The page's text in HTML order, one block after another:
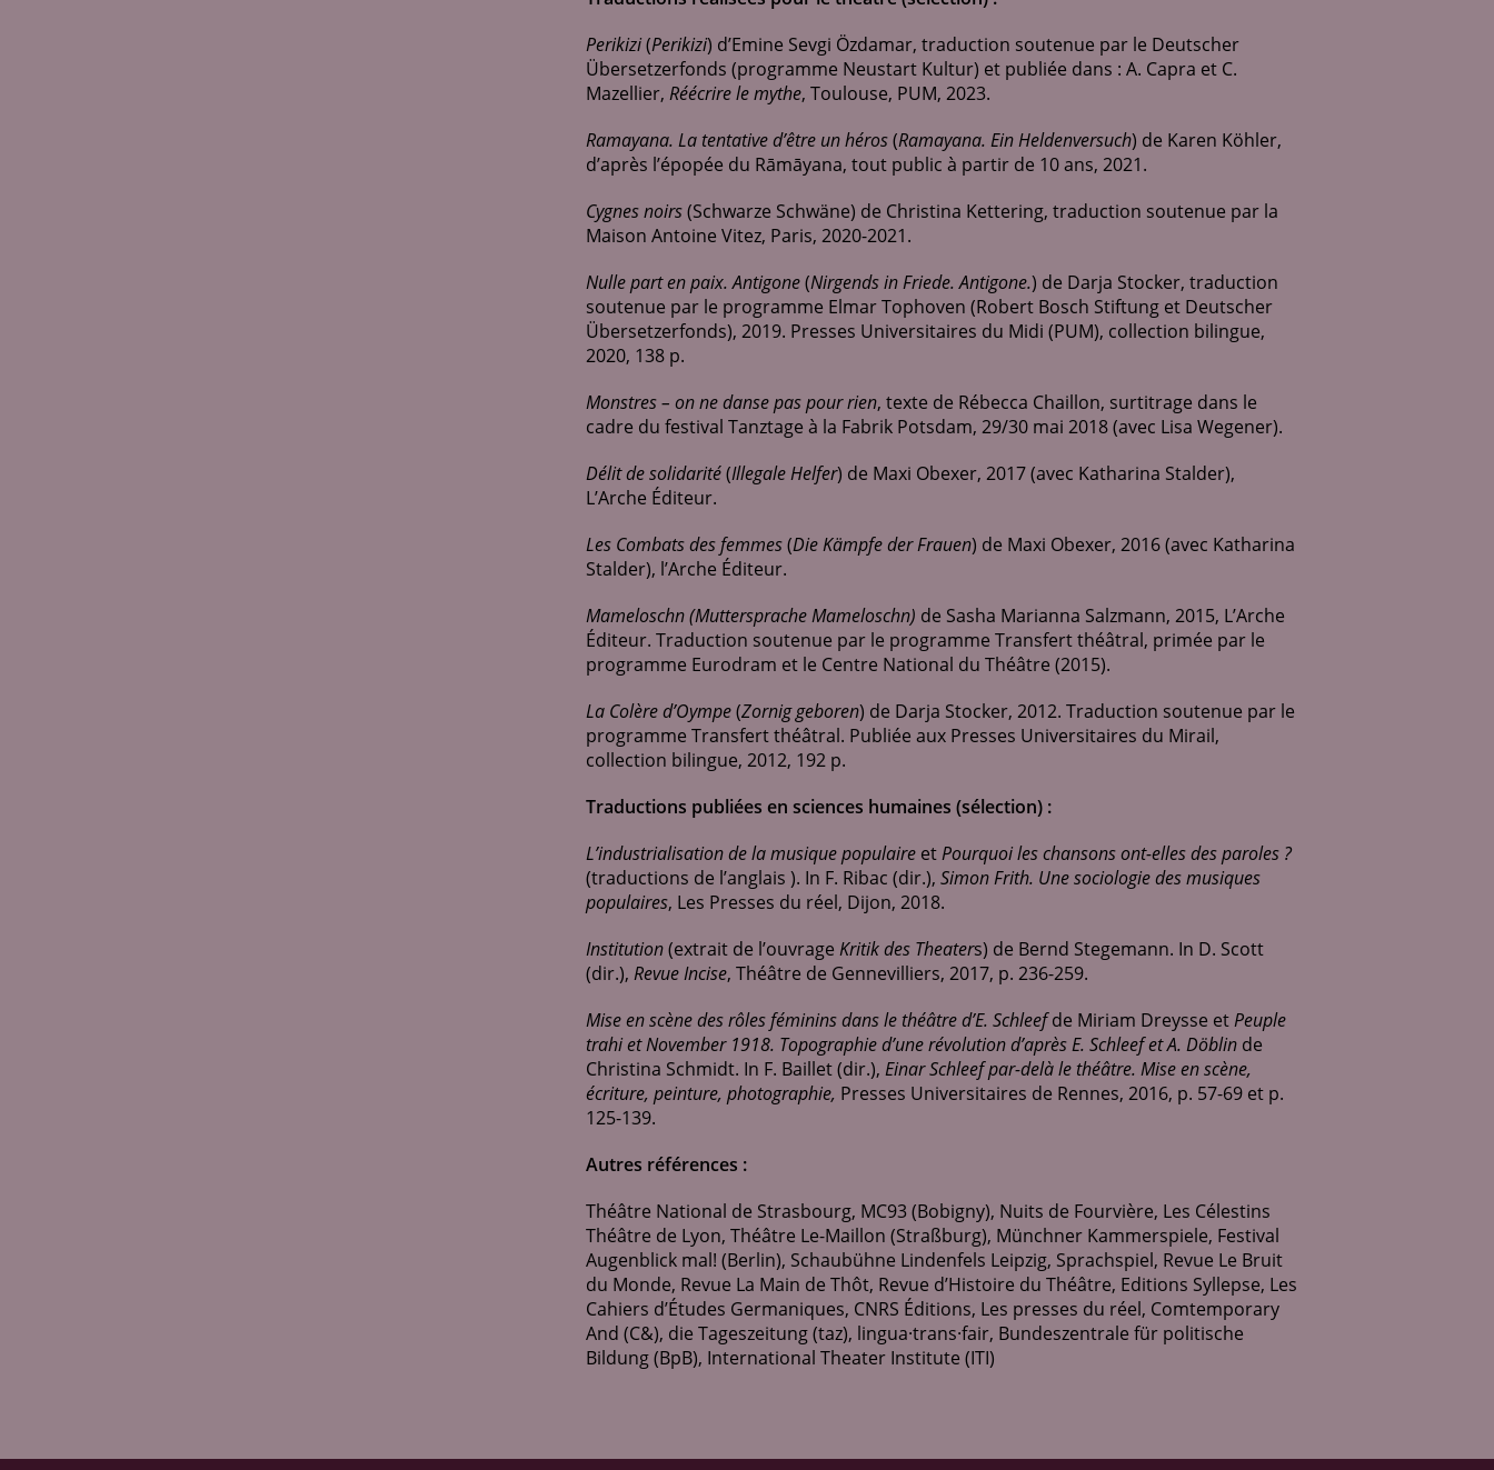
Perikizi(Perikizi) d’Emine Sevgi Özdamar, traduction soutenue par le Deutscher
Übersetzerfonds (programme Neustart Kultur) et publiée dans : A. Capra et C.
Mazellier,Réécrire le mythe, Toulouse, PUM, 2023.
Ramayana. La tentative d’être un héros(Ramayana. Ein Heldenversuch) de Karen Köhler,
d’après l’épopée du Rāmāyana, tout public à partir de 10 ans, 2021.
Cygnes noirs(Schwarze Schwäne) de Christina Kettering, traduction soutenue par la
Maison Antoine Vitez, Paris, 2020-2021.
Nulle part en paix. Antigone(Nirgends in Friede. Antigone.) de Darja Stocker, traduction
soutenue par le programme Elmar Tophoven (Robert Bosch Stiftung et Deutscher
Übersetzerfonds), 2019. Presses Universitaires du Midi (PUM), collection bilingue,
2020, 138 p.
Monstres – on ne danse pas pour rien, texte de Rébecca Chaillon, surtitrage dans le
cadre du festival Tanztage à la Fabrik Potsdam, 29/30 mai 2018 (avec Lisa Wegener).
Délit de solidarité(Illegale Helfer) de Maxi Obexer, 2017 (avec Katharina Stalder),
L’Arche Éditeur.
Les Combats des femmes(Die Kämpfe der Frauen) de Maxi Obexer, 2016 (avec Katharina
Stalder), l’Arche Éditeur.
Mameloschn (Muttersprache Mameloschn) de Sasha Marianna Salzmann, 2015, L’Arche
Éditeur. Traduction soutenue par le programme Transfert théâtral, primée par le
programme Eurodram et le Centre National du Théâtre (2015).
La Colère d’Oympe(Zornig geboren) de Darja Stocker, 2012. Traduction soutenue par le
programme Transfert théâtral. Publiée aux Presses Universitaires du Mirail,
collection bilingue, 2012, 192 p.
Traductions publiées en sciences humaines (sélection) :
L’industrialisation de la musique populaire etPourquoi les chansons ont-elles des paroles ?
(traductions de l’anglais ). In F. Ribac (dir.),Simon Frith. Une sociologie des musiques
populaires, Les Presses du réel, Dijon, 2018.
Institution(extrait de l’ouvrageKritik des Theaters) de Bernd Stegemann. In D. Scott
(dir.), Revue Incise, Théâtre de Gennevilliers, 2017, p. 236-259.
Mise en scène des rôles féminins dans le théâtre d’E. Schleefde Miriam Dreysse etPeuple
trahi et November 1918. Topographie d’une révolution d’après E. Schleef et A. Döblin de
Christina Schmidt. In F. Baillet (dir.),Einar Schleef par-delà le théâtre. Mise en scène,
écriture, peinture, photographie, Presses Universitaires de Rennes, 2016, p. 57-69 et p.
125-139.
Autres références :
Théâtre National de Strasbourg, MC93 (Bobigny), Nuits de Fourvière, Les Célestins
Théâtre de Lyon, Théâtre Le-Maillon (Straßburg), Münchner Kammerspiele, Festival
Augenblick mal! (Berlin), Schaubühne Lindenfels Leipzig, Sprachspiel, Revue Le Bruit
du Monde, Revue La Main de Thôt, Revue d’Histoire du Théâtre, Editions Syllepse, Les
Cahiers d’Études Germaniques, CNRS Éditions, Les presses du réel, Comtemporary
And (C&), die Tageszeitung (taz), lingua·trans·fair, Bundeszentrale für politische
Bildung (BpB), International Theater Institute (ITI)